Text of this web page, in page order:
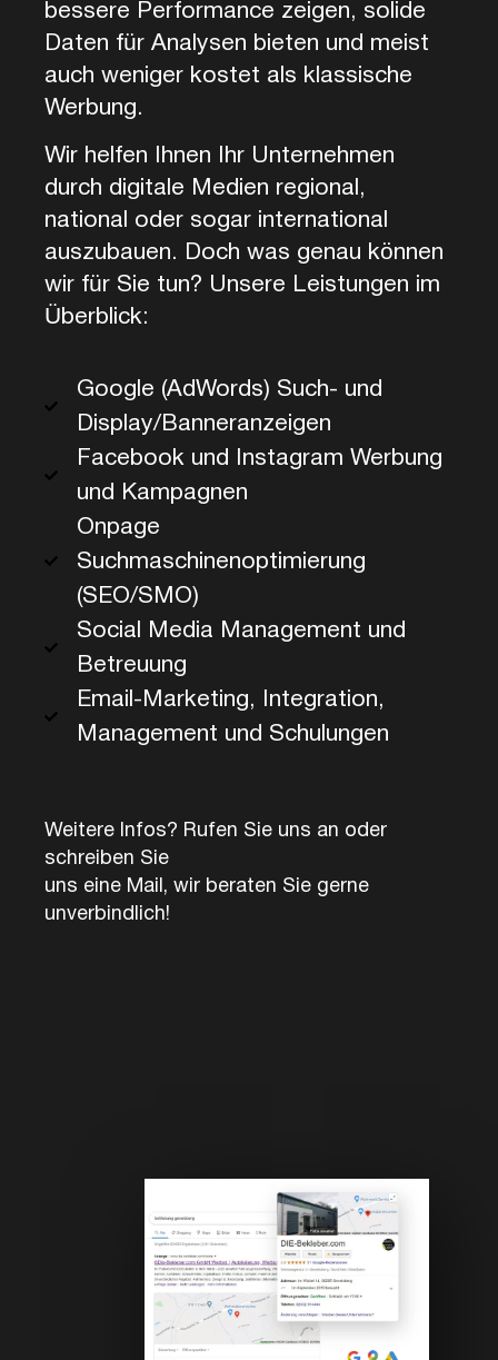
bessere Performance zeigen, solide
Daten für Analysen bieten und meist
auch weniger kostet als klassische
Werbung.
Wir helfen Ihnen Ihr Unternehmen
durch digitale Medien regional,
national oder sogar international
auszubauen. Doch was genau können
wir für Sie tun? Unsere Leistungen im
Überblick:
Google (AdWords) Such- und
Display/Banneranzeigen
Facebook und Instagram Werbung
und Kampagnen
Onpage
Suchmaschinenoptimierung
(SEO/SMO)
Social Media Management und
Betreuung
Email-Marketing, Integration,
Management und Schulungen
Weitere Infos? Rufen Sie uns an oder
schreiben Sie
uns eine Mail, wir beraten Sie gerne
unverbindlich!